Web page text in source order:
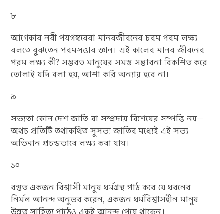
৮
আগেকার নবী পয়গম্বরেরা মানবজীবনের চরম পরম লক্ষ্য
বলতে বুঝতেন পরমসত্তার জ্ঞান। এই কালের মানব জীবনের
পরম লক্ষ্য কী? সম্ভবত মানুষের সমস্ত সম্ভাবনা বিকশিত করে
তোলাই যদি বলা হয়, আশা করি অন্যায় হবে না।
৯
সভ্যতা কোন দেশ জাতি বা সম্প্রদায় বিশেষের সম্পত্তি নয়—
অথচ প্রতিটি তথাকথিত সুসভ্য জাতির মধ্যেই এই সভ্য
অভিমান প্রচন্ডভাবে লক্ষ্য করা যায়।
১০
বস্তুত একজন বিশ্বাসী মানুষ ধর্মগ্রন্থ পাঠ করে যে ধরনের
নির্মল আনন্দ অনুভব করেন, একজন ধর্মবিশ্বাসহীন মানুষ
উন্নত সাহিত্য পাঠেও একই আনন্দ পেয়ে থাকেন।